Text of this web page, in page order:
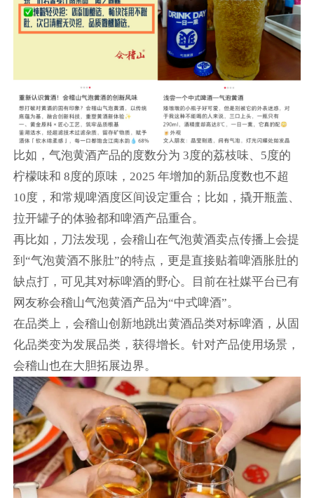
比如，气泡黄酒产品的度数分为 3度的荔枝味、5度的
柠檬味和 8度的原味，2025 年增加的新品度数也不超
10度，和常规啤酒度区间设定重合；比如，撬开瓶盖、
拉开罐子的体验都和啤酒产品重合。
再比如，刀法发现，会稽山在气泡黄酒卖点传播上会提
到“气泡黄酒不胀肚”的特点，更是直接贴着啤酒胀肚的
缺点打，可见其对标啤酒的野心。目前在社媒平台已有
网友称会稽山气泡黄酒产品为“中式啤酒”。
在品类上，会稽山创新地跳出黄酒品类对标啤酒，从固
化品类变为发展品类，获得增长。针对产品使用场景，
会稽山也在大胆拓展边界。